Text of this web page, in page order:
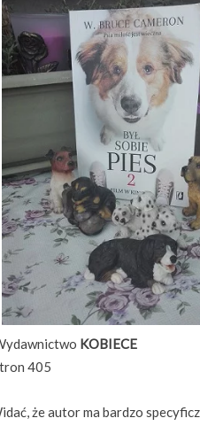
KOBIECE
405
że autor ma bardzo